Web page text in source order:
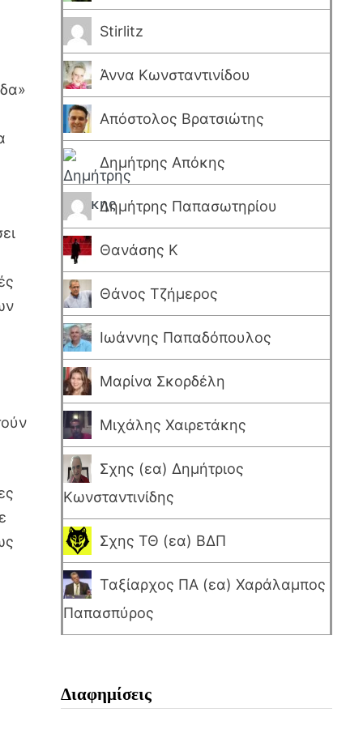
Stirlitz
Άννα Κωνσταντινίδου
Απόστολος Βρατσιώτης
Δημήτρης Απόκης
Δημήτρης Παπασωτηρίου
Θανάσης Κ
Θάνος Τζήμερος
Ιωάννης Παπαδόπουλος
Μαρίνα Σκορδέλη
Μιχάλης Χαιρετάκης
Σχης (εα) Δημήτριος
Κωνσταντινίδης
Σχης ΤΘ (εα) ΒΔΠ
Ταξίαρχος ΠΑ (εα) Χαράλαμπος
Παπασπύρος
Διαφημίσεις